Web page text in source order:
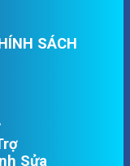
SÁCH
Sửa